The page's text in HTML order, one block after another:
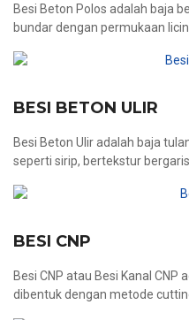
Besi Beton Polos adalah baja
bundar dengan permukaan licin
BESI BETON ULIR
Besi Beton Ulir adalah baja
seperti sirip, bertekstur
BESI CNP
Besi CNP atau Besi Kanal
dibentuk dengan metode